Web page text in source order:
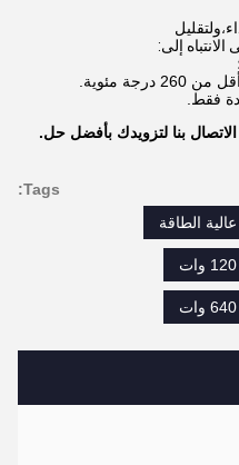
،ولتقليل
إلى:
بنا لتزويدك بأفضل حل.
Tags: